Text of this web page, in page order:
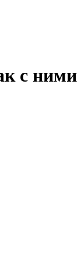
с ними